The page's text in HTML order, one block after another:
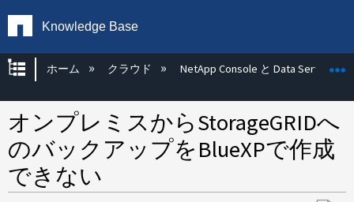
Knowledge Base
グローバル階層を展開/折りたたむ
ホーム クラウド NetApp Console と Data Services
オンプレミスからStorageGRIDへ
のバックアップをBlueXPで作成
できない